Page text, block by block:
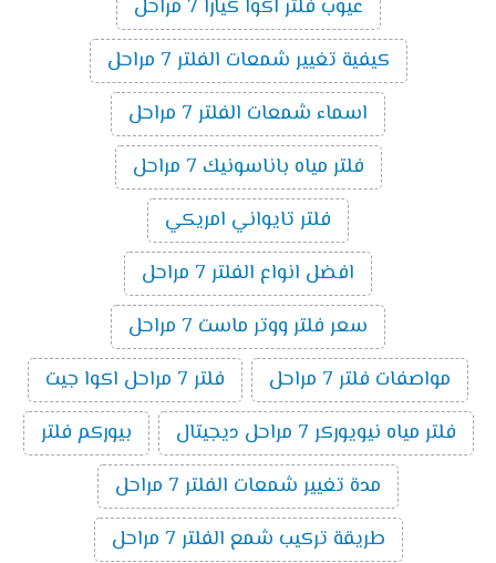
عيوب فلتر اكوا كيارا 7 مراحل
كيفية تغيير شمعات الفلتر 7 مراحل
اسماء شمعات الفلتر 7 مراحل
فلتر مياه باناسونيك 7 مراحل
فلتر تايواني امريكي
افضل انواع الفلتر 7 مراحل
سعر فلتر ووتر ماست 7 مراحل
مواصفات فلتر 7 مراحل
فلتر 7 مراحل اكوا جيت
فلتر مياه نيويوركر 7 مراحل ديجيتال
بيوركم فلتر
مدة تغيير شمعات الفلتر 7 مراحل
طريقة تركيب شمع الفلتر 7 مراحل